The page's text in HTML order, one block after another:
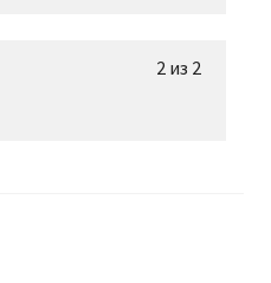
2 из 2